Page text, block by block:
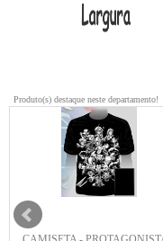
Produto(s) destaque neste departamento!